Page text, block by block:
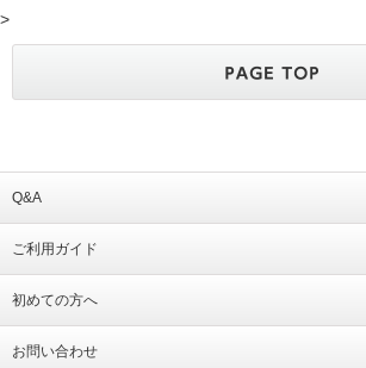
>
Q&A
ご利用ガイド
初めての方へ
お問い合わせ